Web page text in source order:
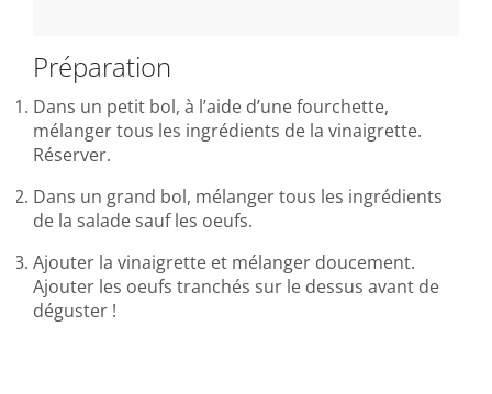
Préparation
Dans un petit bol, à l’aide d’une fourchette,
mélanger tous les ingrédients de la vinaigrette.
Réserver.
Dans un grand bol, mélanger tous les ingrédients
de la salade sauf les oeufs.
Ajouter la vinaigrette et mélanger doucement.
Ajouter les oeufs tranchés sur le dessus avant de
déguster !